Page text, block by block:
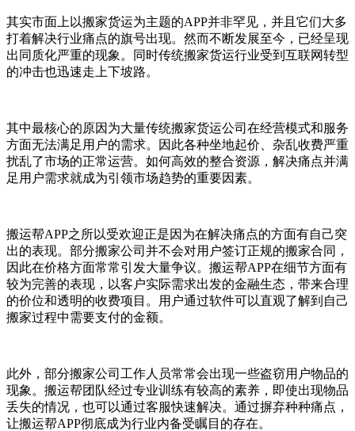
其实市面上以搬家货运为主题的APP并非罕见，并且它们大多
打着解决行业痛点的旗号出现。然而不断发展至今，已经呈现
出同质化严重的现象。同时传统搬家货运行业受到互联网转型
的冲击也迅速走上下坡路。
其中最核心的原因为大量传统搬家货运公司在经营模式和服务
方面无法满足用户的需求。因此各种坐地起价、杂乱收费严重
扰乱了市场的正常运营。如何高效的整合资源，解决痛点并满
足用户需求就成为引领市场趋势的重要因素。
搬运帮APP之所以受欢迎正是因为在解决痛点的方面有自己突
出的表现。部分搬家公司并不会对用户签订正规的搬家合同，
因此在价格方面常常引发大量争议。搬运帮APP在细节方面有
较为完善的表现，以客户实际需求出发的金融生态，带来合理
的价位和透明的收费项目。用户通过软件可以直观了解到自己
搬家过程中需要支付的金额。
此外，部分搬家公司工作人员常常会出现一些盗窃用户物品的
现象。搬运帮团队经过专业训练有较高的素养，即使出现物品
丢失的情况，也可以通过客服快速解决。通过摒弃种种痛点，
让搬运帮APP彻底成为行业内备受瞩目的存在。